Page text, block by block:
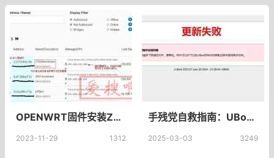
OPENWRT固件安装Zerotier内网穿透设置
2023-11-29 1312
手残党自救指南：UBoot刷固件翻车？UBoot更新失败分区炸了照样救！
2025-03-03 3249